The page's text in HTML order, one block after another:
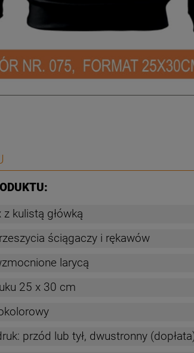
kulistą główką
ściągaczy i rękawów
larycą
25 x 30 cm
przód lub tył, dwustronny